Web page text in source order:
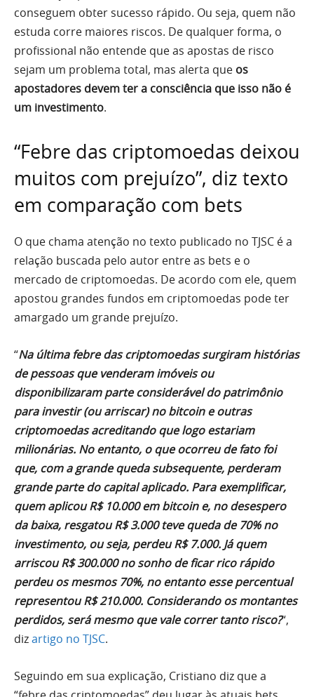
conseguem obter sucesso rápido. Ou seja, quem não
estuda corre maiores riscos. De qualquer forma, o
profissional não entende que as apostas de risco
sejam um problema total, mas alerta que os
apostadores devem ter a consciência que isso não é
um investimento.
“Febre das criptomoedas deixou
muitos com prejuízo”, diz texto
em comparação com bets
O que chama atenção no texto publicado no TJSC é a
relação buscada pelo autor entre as bets e o
mercado de criptomoedas. De acordo com ele, quem
apostou grandes fundos em criptomoedas pode ter
amargado um grande prejuízo.
“Na última febre das criptomoedas surgiram histórias
de pessoas que venderam imóveis ou
disponibilizaram parte considerável do patrimônio
para investir (ou arriscar) no bitcoin e outras
criptomoedas acreditando que logo estariam
milionárias. No entanto, o que ocorreu de fato foi
que, com a grande queda subsequente, perderam
grande parte do capital aplicado. Para exemplificar,
quem aplicou R$ 10.000 em bitcoin e, no desespero
da baixa, resgatou R$ 3.000 teve queda de 70% no
investimento, ou seja, perdeu R$ 7.000. Já quem
arriscou R$ 300.000 no sonho de ficar rico rápido
perdeu os mesmos 70%, no entanto esse percentual
representou R$ 210.000. Considerando os montantes
perdidos, será mesmo que vale correr tanto risco?“,
dizartigo no TJSC.
Seguindo em sua explicação, Cristiano diz que a